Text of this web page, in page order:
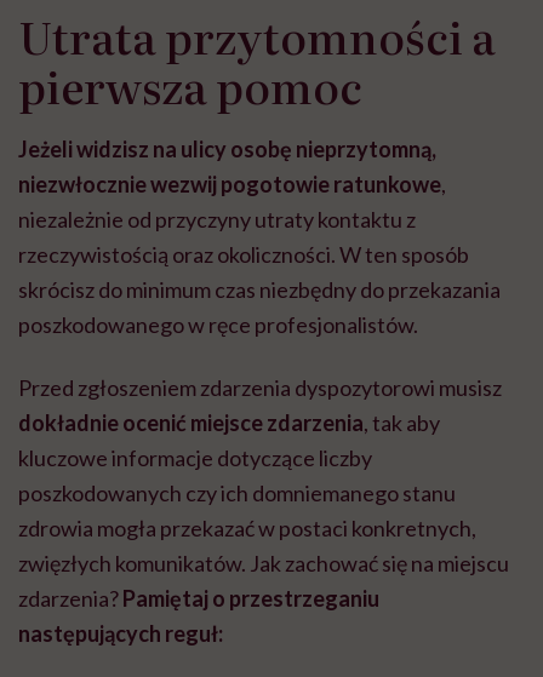
Utrata przytomności a
pierwsza pomoc
Jeżeli widzisz na ulicy osobę nieprzytomną,
niezwłocznie wezwij pogotowie ratunkowe,
niezależnie od przyczyny utraty kontaktu z
rzeczywistością oraz okoliczności. W ten sposób
skrócisz do minimum czas niezbędny do przekazania
poszkodowanego w ręce profesjonalistów.
Przed zgłoszeniem zdarzenia dyspozytorowi musisz
dokładnie ocenić miejsce zdarzenia,tak aby
kluczowe informacje dotyczące liczby
poszkodowanych czy ich domniemanego stanu
zdrowia mogła przekazać w postaci konkretnych,
zwięzłych komunikatów. Jak zachować się na miejscu
zdarzenia?Pamiętaj o przestrzeganiu
następujących reguł: